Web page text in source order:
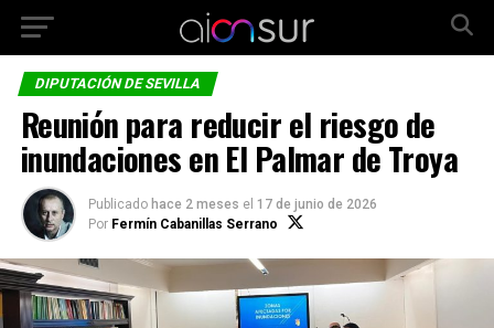
DIPUTACIÓN DE SEVILLA
Reunión para reducir el riesgo de
inundaciones en El Palmar de Troya
Publicado hace 2 meses el 17 de junio de 2026
Por Fermín Cabanillas Serrano